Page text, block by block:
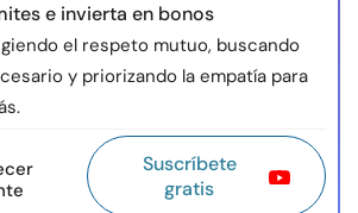
e invierta en bonos
el respeto mutuo, buscando
y priorizando la empatía para
Suscríbete
gratis